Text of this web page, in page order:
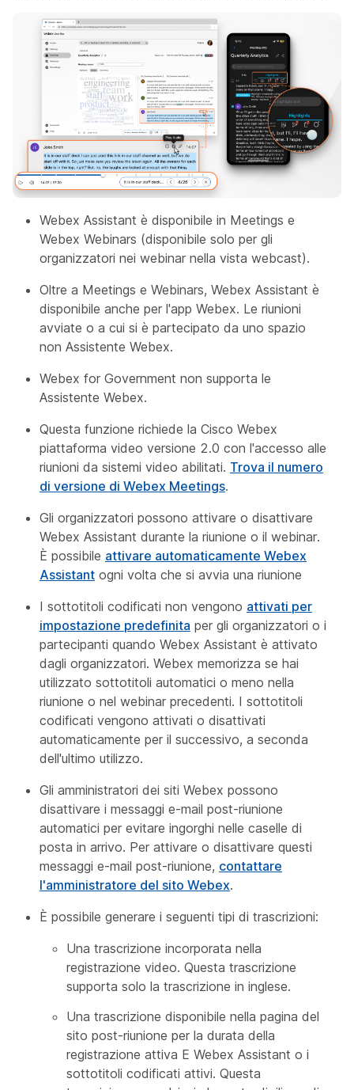
Webex Assistant è disponibile in Meetings e
Webex Webinars (disponibile solo per gli
organizzatori nei webinar nella vista webcast).
Oltre a Meetings e Webinars, Webex Assistant è
disponibile anche per l'app Webex. Le riunioni
avviate o a cui si è partecipato da uno spazio
non Assistente Webex.
Webex for Government non supporta le
Assistente Webex.
Questa funzione richiede la Cisco Webex
piattaforma video versione 2.0 con l'accesso alle
riunioni da sistemi video abilitati. Trova il numero
di versione di Webex Meetings.
Gli organizzatori possono attivare o disattivare
Webex Assistant durante la riunione o il webinar.
È possibile attivare automaticamente Webex
Assistant ogni volta che si avvia una riunione
I sottotitoli codificati non vengono attivati per
impostazione predefinita per gli organizzatori o i
partecipanti quando Webex Assistant è attivato
dagli organizzatori. Webex memorizza se hai
utilizzato sottotitoli automatici o meno nella
riunione o nel webinar precedenti. I sottotitoli
codificati vengono attivati o disattivati
automaticamente per il successivo, a seconda
dell'ultimo utilizzo.
Gli amministratori dei siti Webex possono
disattivare i messaggi e-mail post-riunione
automatici per evitare ingorghi nelle caselle di
posta in arrivo. Per attivare o disattivare questi
messaggi e-mail post-riunione, contattare
l'amministratore del sito Webex.
È possibile generare i seguenti tipi di trascrizioni:
Una trascrizione incorporata nella
registrazione video. Questa trascrizione
supporta solo la trascrizione in inglese.
Una trascrizione disponibile nella pagina del
sito post-riunione per la durata della
registrazione attiva E Webex Assistant o i
sottotitoli codificati attivi. Questa